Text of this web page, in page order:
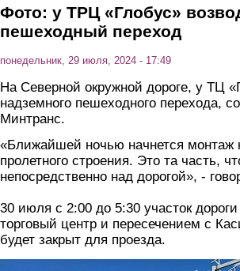
Фото: у ТРЦ «Глобус»
пешеходный переход
понедельник, 29 июля, 2024 - 17:49
На Северной окружной дороге, у ТЦ
надземного пешеходного перехода,
Минтранс.
«Ближайшей ночью начнется монтаж
пролетного строения. Это та часть,
непосредственно над дорогой», -
30 июля с 2:00 до 5:30 участок
торговый центр и пересечением с
будет закрыт для проезда.